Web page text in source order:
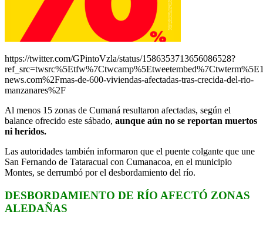
https://twitter.com/GPintoVzla/status/1586353713656086528?
news.com%2Fmas-de-600-viviendas-afectadas-tras-crecida-del-rio-
manzanares%2F
Al menos 15 zonas de Cumaná resultaron afectadas, según el
balance ofrecido este sábado, aunque aún no se reportan muertos
ni heridos.
Las autoridades también informaron que el puente colgante que une
San Fernando de Tataracual con Cumanacoa, en el municipio
Montes, se derrumbó por el desbordamiento del río.
DESBORDAMIENTO DE RÍO AFECTÓ ZONAS
ALEDAÑAS